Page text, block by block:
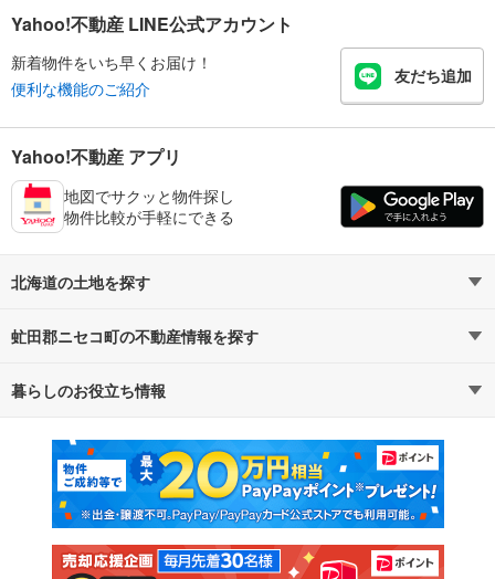
Yahoo!不動産 LINE公式アカウント
新着物件をいち早くお届け！
便利な機能のご紹介
友だち追加
Yahoo!不動産 アプリ
地図でサクッと物件探し
物件比較が手軽にできる
北海道の土地を探す
路線・駅から探す
通勤・通学時間から探す
虻田郡ニセコ町の不動産情報を探す
不動産・住宅
新築マンション 中古マンション
新築一戸建て 中古一戸建て
注文住宅 土地
暮らしのお役立ち情報
マンションカタログ 教えて！住まいの先生